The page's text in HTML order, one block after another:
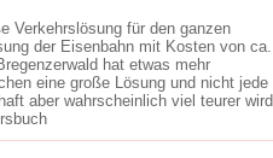
Verkehrslösung für den ganzen
der Eisenbahn mit Kosten von ca.
hat etwas mehr
eine große Lösung und nicht jede
aber wahrscheinlich viel teurer wird